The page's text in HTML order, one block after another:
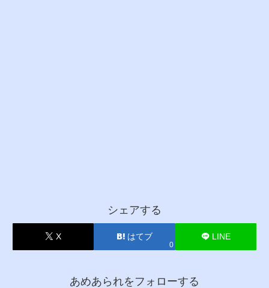
シェアする
X はてブ
0
LINE
あめあられをフォローする